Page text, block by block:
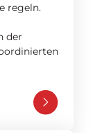
regeln.
der